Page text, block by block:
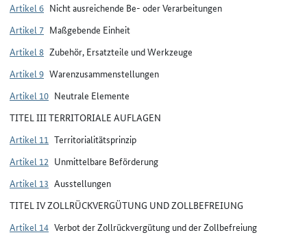
Artikel 6 Nicht ausreichende Be- oder Verarbeitungen
Artikel 7 Maßgebende Einheit
Artikel 8 Zubehör, Ersatzteile und Werkzeuge
Artikel 9 Warenzusammenstellungen
Artikel 10 Neutrale Elemente
TITEL III TERRITORIALE AUFLAGEN
Artikel 11 Territorialitätsprinzip
Artikel 12 Unmittelbare Beförderung
Artikel 13 Ausstellungen
TITEL IV ZOLLRÜCKVERGÜTUNG UND ZOLLBEFREIUNG
Artikel 14 Verbot der Zollrückvergütung und der Zollbefreiung